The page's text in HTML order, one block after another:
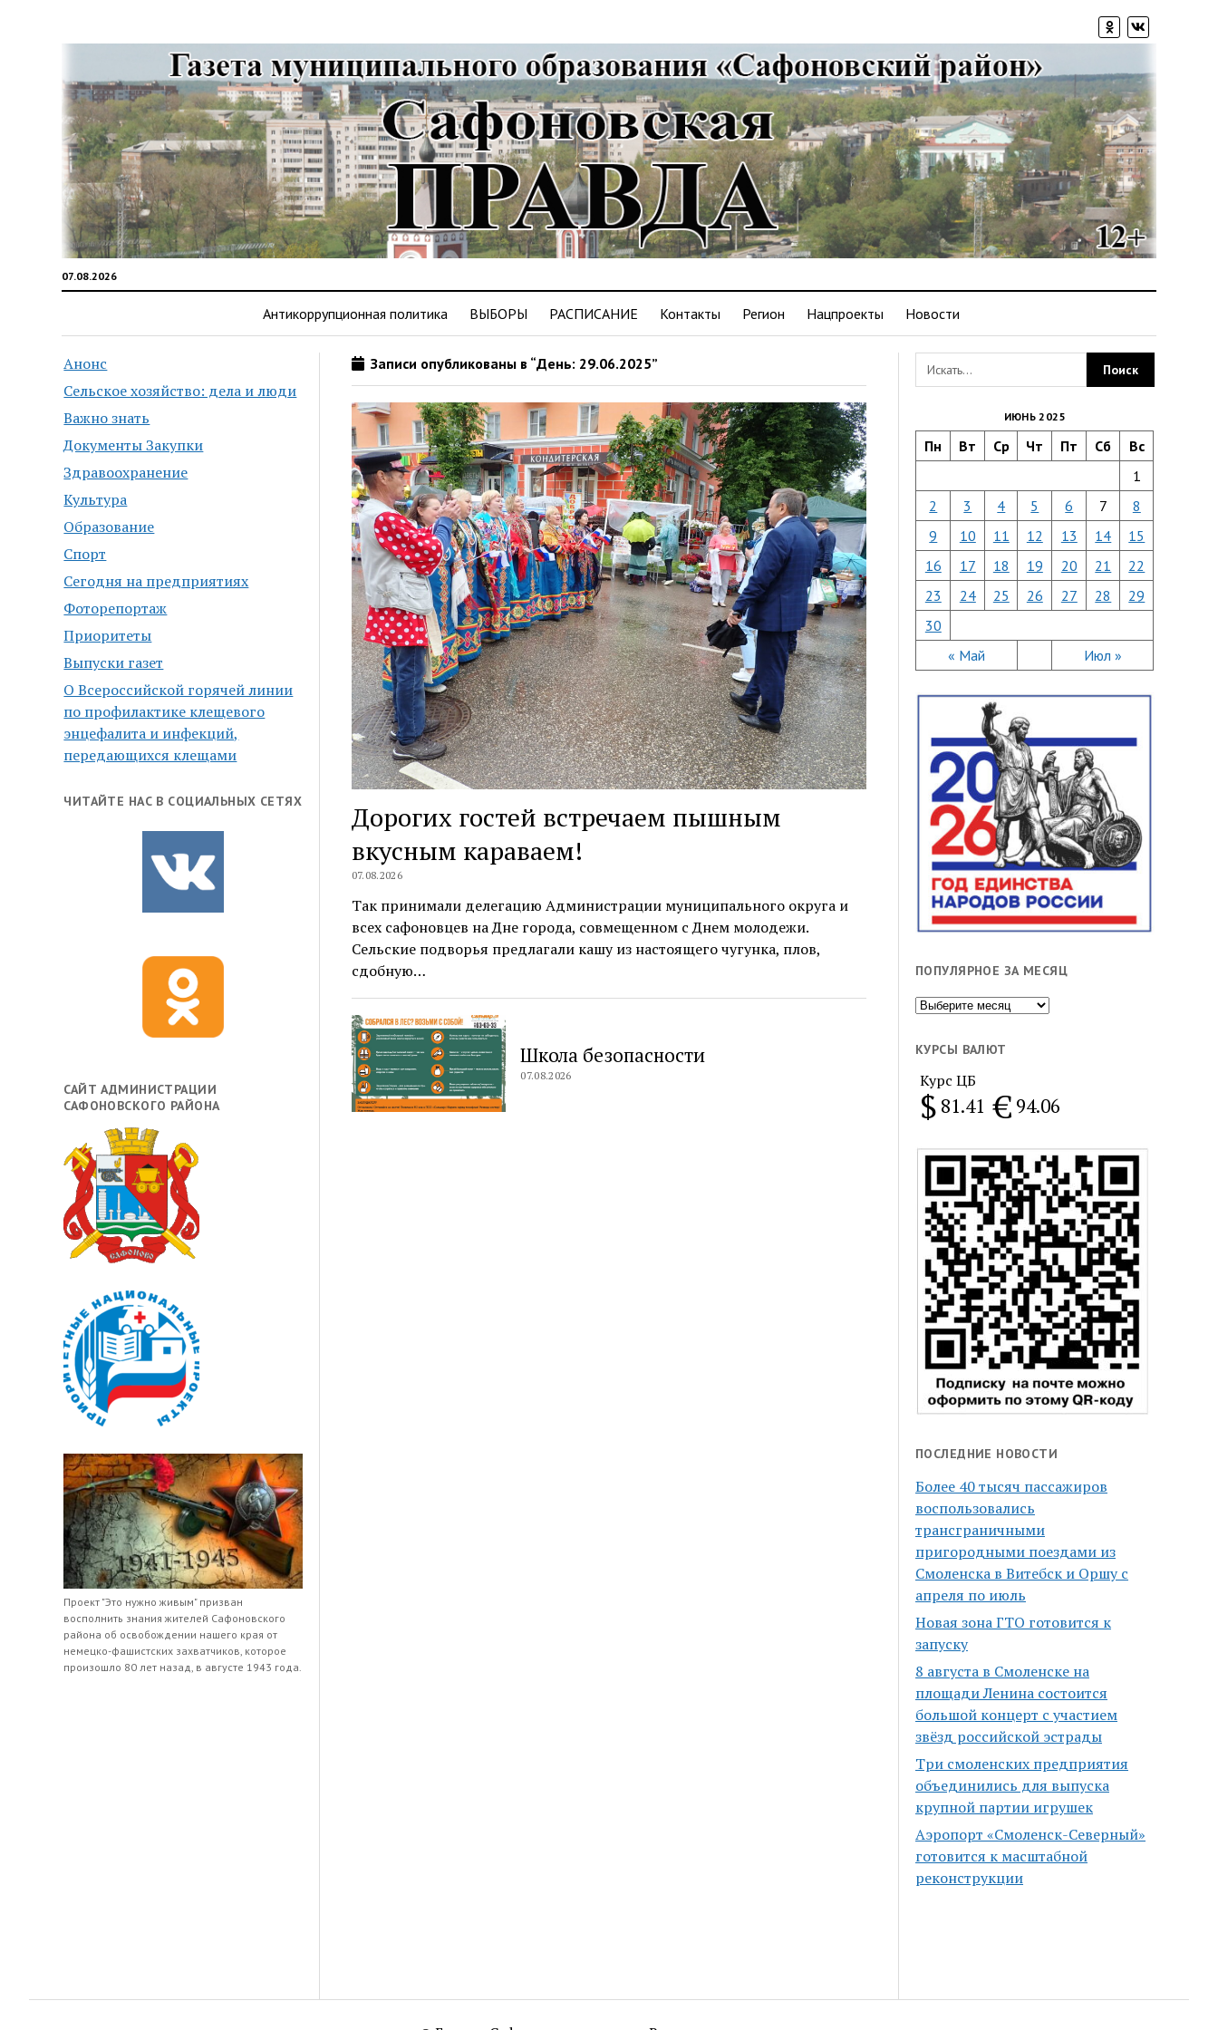
07.08.2026
Антикоррупционная политика ВЫБОРЫ РАСПИСАНИЕ Контакты Регион Нацпроекты Новости
Анонс
Сельское хозяйство: дела и люди
Важно знать
Документы Закупки
Здравоохранение
Культура
Образование
Спорт
Сегодня на предприятиях
Фоторепортаж
Приоритеты
Выпуски газет
О Всероссийской горячей линии
по профилактике клещевого
энцефалита и инфекций,
передающихся клещами
ЧИТАЙТЕ НАС В СОЦИАЛЬНЫХ СЕТЯХ
САЙТ АДМИНИСТРАЦИИ
САФОНОВСКОГО РАЙОНА
Проект "Это нужно живым" призван
восполнить знания жителей Сафоновского
района об освобождении нашего края от
немецко-фашистских захватчиков, которое
произошло 80 лет назад, в августе 1943 года.
Записи опубликованы в “День: 29.06.2025”
Дорогих гостей встречаем пышным
вкусным караваем!
07.08.2026
Так принимали делегацию Администрации муниципального округа и
всех сафоновцев на Дне города, совмещенном с Днем молодежи.
Сельские подворья предлагали кашу из настоящего чугунка, плов,
сдобную…
Школа безопасности
07.08.2026
ИЮНЬ 2025
Пн Вт Ср Чт Пт Сб Вс
« Май Июл »
1
2
3 4 5 6 7
8
9
10 11 12 13 14
15
16
17 18 19 20 21
22
23
24 25 26 27 28
29
30
ПОПУЛЯРНОЕ ЗА МЕСЯЦ
Популярное
месяц
КУРСЫ ВАЛЮТ
Курс ЦБ
$ 81.41 € 94.06
ПОСЛЕДНИЕ НОВОСТИ
Более 40 тысяч пассажиров
воспользовались
трансграничными
пригородными поездами из
Смоленска в Витебск и Оршу с
апреля по июль
Новая зона ГТО готовится к
запуску
8 августа в Смоленске на
площади Ленина состоится
большой концерт с участием
звёзд российской эстрады
Три смоленских предприятия
объединились для выпуска
крупной партии игрушек
Аэропорт «Смоленск-Северный»
готовится к масштабной
реконструкции